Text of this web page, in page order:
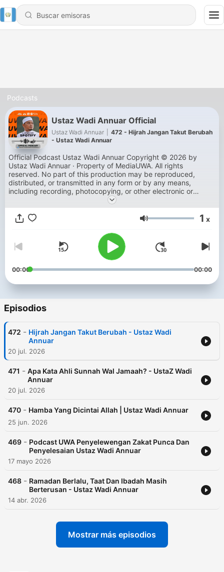
Podcasts
Ustaz Wadi Annuar Official
Ustaz Wadi Annuar
472 - Hijrah Jangan Takut Berubah
- Ustaz Wadi Annuar
Official Podcast Ustaz Wadi Annuar Copyright © 2026 by
Ustaz Wadi Annuar · Property of MediaUWA. All rights
reserved. No part of this production may be reproduced,
distributed, or transmitted in any form or by any means,
including recording, photocopying, or other electronic or
mechanical methods, without the prior written permission of
the production.
Volumen 1 x
00:00 00:00
Episodios
472 - Hijrah Jangan Takut Berubah - Ustaz Wadi
Annuar
20 jul. 2026
471 - Apa Kata Ahli Sunnah Wal Jamaah? - UstaZ Wadi
Annuar
20 jul. 2026
470 - Hamba Yang Dicintai Allah | Ustaz Wadi Annuar
25 jun. 2026
469 - Podcast UWA Penyelewengan Zakat Punca Dan
Penyelesaian Ustaz Wadi Annuar
17 mayo 2026
468 - Ramadan Berlalu, Taat Dan Ibadah Masih
Berterusan - Ustaz Wadi Annuar
14 abr. 2026
Mostrar más episodios